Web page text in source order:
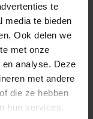
te
media te bieden
Ook delen we
met onze
analyse. Deze
met andere
die ze hebben
hun services.